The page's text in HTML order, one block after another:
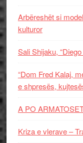
Arbëreshët si
kulturor
Sali Shijaku,
“Dom Fred Kalaj,
e shpresës,
A PO
Kriza e vlerave –